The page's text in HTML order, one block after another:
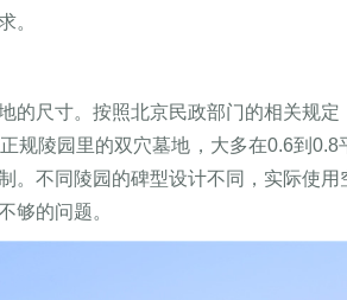
。
的尺寸。按照北京民政部门的相关规
规陵园里的双穴墓地，大多在0.6到0.8
。不同陵园的碑型设计不同，实际使用
够的问题。